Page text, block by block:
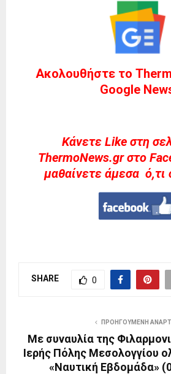
Ακολουθήστε το
Google
Kάνετε Like στη
ThermoNews.gr στο
μαθαίνετε άμεσα ό,τι
SHARE 0
ΠΡΟΗΓΟΎΜΕΝΗ
Με συναυλία της
Ιερής Πόλης Μεσολογγίου
«Ναυτική Εβδομάδα»